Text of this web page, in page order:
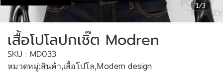
1/3
เสื้อโปโลปกเชิ๊ต Modren
SKU : MD033
หมวดหมู่:สินค้า,เสื้อโปโล,Modern design